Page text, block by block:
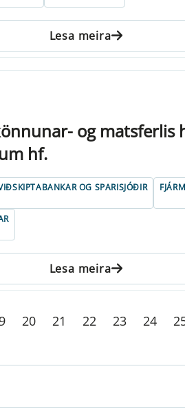
Lesa meira
og matsferlis
hf.
OG SPARISJÓÐIR
Lesa meira
20 21 22 23 24